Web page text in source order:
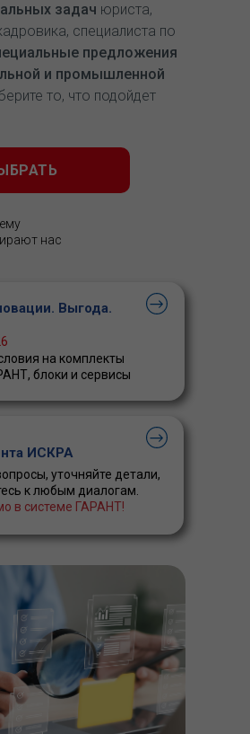
задач юриста,
специалиста по
предложения
и промышленной
то, что подойдет
нас
Выгода.
на комплекты
блоки и сервисы
ИСКРА
уточняйте детали,
к любым диалогам.
в системе ГАРАНТ!